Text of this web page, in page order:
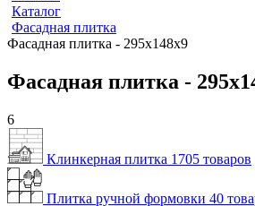
Каталог
Фасадная плитка
Фасадная плитка - 295х148х9
Фасадная плитка -
6
Клинкерная плитка 1705 товаров
Плитка ручной формовки 40